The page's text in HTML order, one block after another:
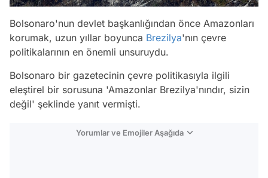
Bolsonaro'nun devlet başkanlığından önce Amazonları
korumak, uzun yıllar boyunca Brezilya'nın çevre
politikalarının en önemli unsuruydu.
Bolsonaro bir gazetecinin çevre politikasıyla ilgili
eleştirel bir sorusuna 'Amazonlar Brezilya'nındır, sizin
değil' şeklinde yanıt vermişti.
Yorumlar ve Emojiler Aşağıda